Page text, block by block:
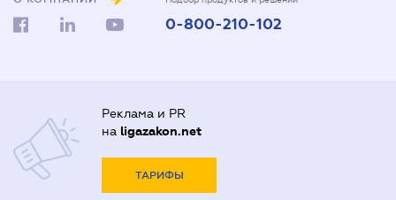
0-800-210-102
Реклама и PR
на ligazakon.net
ТАРИФЫ